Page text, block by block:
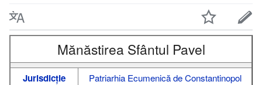
Mănăstirea Sfântul Pavel
Jurisdicție
Patriarhia Ecumenică de Constantinopol